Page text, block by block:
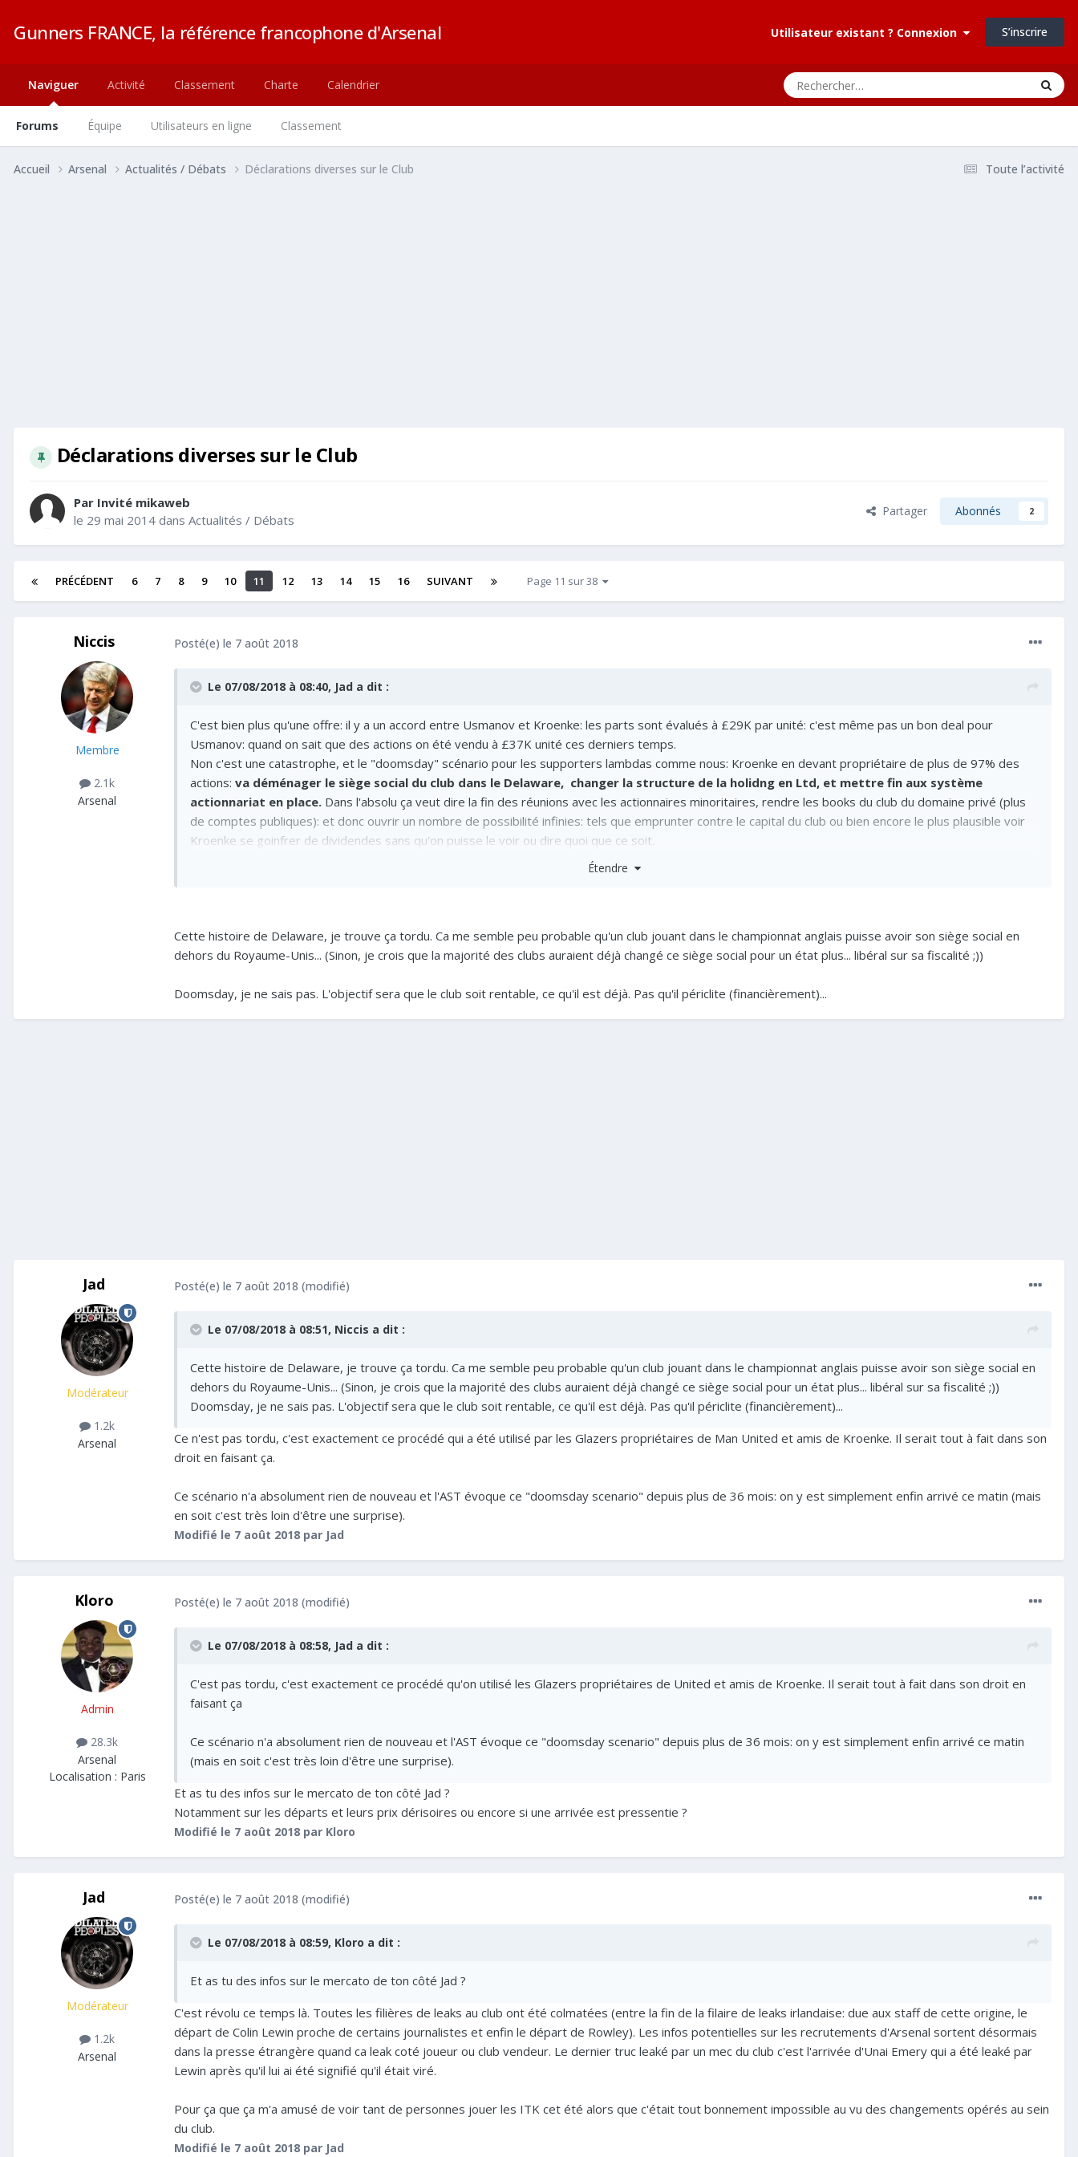
Gunners FRANCE, la référence francophone d'Arsenal Utilisateur existant ? Connexion S’inscrire
Naviguer
Forums Équipe Utilisateurs en ligne Classement
Activité Classement Charte Calendrier
Toute l’activité
Accueil Arsenal Actualités / Débats Déclarations diverses sur le Club
Déclarations diverses sur le Club
Par Invité mikaweb
le 29 mai 2014 dans Actualités / Débats
Partager Abonnés 2
PRÉCÉDENT 6 7 8 9 10 11 12 13 14 15 16 SUIVANT Page 11 sur 38
Niccis
Membre
2.1k
Arsenal
Posté(e) le 7 août 2018
Le 07/08/2018 à 08:40, Jad a dit :
C'est bien plus qu'une offre: il y a un accord entre Usmanov et Kroenke: les parts sont évalués à £29K par unité: c'est même pas un bon deal pour
Usmanov: quand on sait que des actions on été vendu à £37K unité ces derniers temps.
Non c'est une catastrophe, et le "doomsday" scénario pour les supporters lambdas comme nous: Kroenke en devant propriétaire de plus de 97% des
actions: va déménager le siège social du club dans le Delaware, changer la structure de la holidng en Ltd, et mettre fin aux système
actionnariat en place. Dans l'absolu ça veut dire la fin des réunions avec les actionnaires minoritaires, rendre les books du club du domaine privé (plus
de comptes publiques): et donc ouvrir un nombre de possibilité infinies: tels que emprunter contre le capital du club ou bien encore le plus plausible voir
Kroenke se goinfrer de dividendes sans qu'on puisse le voir ou dire quoi que ce soit.
Étendre
Cette histoire de Delaware, je trouve ça tordu. Ca me semble peu probable qu'un club jouant dans le championnat anglais puisse avoir son siège social en
dehors du Royaume-Unis... (Sinon, je crois que la majorité des clubs auraient déjà changé ce siège social pour un état plus... libéral sur sa fiscalité ;))
Doomsday, je ne sais pas. L'objectif sera que le club soit rentable, ce qu'il est déjà. Pas qu'il périclite (financièrement)...
Jad
Modérateur
1.2k
Arsenal
Posté(e) le 7 août 2018 (modifié)
Le 07/08/2018 à 08:51, Niccis a dit :
Cette histoire de Delaware, je trouve ça tordu. Ca me semble peu probable qu'un club jouant dans le championnat anglais puisse avoir son siège social en
dehors du Royaume-Unis... (Sinon, je crois que la majorité des clubs auraient déjà changé ce siège social pour un état plus... libéral sur sa fiscalité ;))
Doomsday, je ne sais pas. L'objectif sera que le club soit rentable, ce qu'il est déjà. Pas qu'il périclite (financièrement)...
Ce n'est pas tordu, c'est exactement ce procédé qui a été utilisé par les Glazers propriétaires de Man United et amis de Kroenke. Il serait tout à fait dans son
droit en faisant ça.
Ce scénario n'a absolument rien de nouveau et l'AST évoque ce "doomsday scenario" depuis plus de 36 mois: on y est simplement enfin arrivé ce matin (mais
en soit c'est très loin d'être une surprise).
Modifié le 7 août 2018 par Jad
Kloro
Admin
28.3k
Arsenal
Localisation : Paris
Posté(e) le 7 août 2018 (modifié)
Le 07/08/2018 à 08:58, Jad a dit :
C'est pas tordu, c'est exactement ce procédé qu'on utilisé les Glazers propriétaires de United et amis de Kroenke. Il serait tout à fait dans son droit en
faisant ça
Ce scénario n'a absolument rien de nouveau et l'AST évoque ce "doomsday scenario" depuis plus de 36 mois: on y est simplement enfin arrivé ce matin
(mais en soit c'est très loin d'être une surprise).
Et as tu des infos sur le mercato de ton côté Jad ?
Notamment sur les départs et leurs prix dérisoires ou encore si une arrivée est pressentie ?
Modifié le 7 août 2018 par Kloro
Jad
Modérateur
1.2k
Arsenal
Posté(e) le 7 août 2018 (modifié)
Le 07/08/2018 à 08:59, Kloro a dit :
Et as tu des infos sur le mercato de ton côté Jad ?
C'est révolu ce temps là. Toutes les filières de leaks au club ont été colmatées (entre la fin de la filaire de leaks irlandaise: due aux staff de cette origine, le
départ de Colin Lewin proche de certains journalistes et enfin le départ de Rowley). Les infos potentielles sur les recrutements d'Arsenal sortent désormais
dans la presse étrangère quand ca leak coté joueur ou club vendeur. Le dernier truc leaké par un mec du club c'est l'arrivée d'Unai Emery qui a été leaké par
Lewin après qu'il lui ai été signifié qu'il était viré.
Pour ça que ça m'a amusé de voir tant de personnes jouer les ITK cet été alors que c'était tout bonnement impossible au vu des changements opérés au sein
du club.
Modifié le 7 août 2018 par Jad